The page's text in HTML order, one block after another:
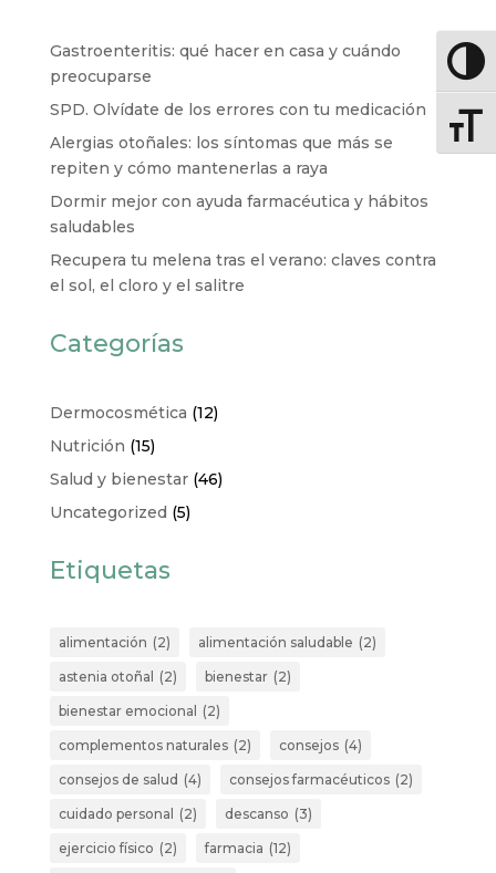
Gastroenteritis: qué hacer en casa y cuándo
preocuparse
SPD. Olvídate de los errores con tu medicación
Alergias otoñales: los síntomas que más se
repiten y cómo mantenerlas a raya
Dormir mejor con ayuda farmacéutica y hábitos
saludables
Recupera tu melena tras el verano: claves contra
el sol, el cloro y el salitre
Categorías
Dermocosmética (12)
Nutrición (15)
Salud y bienestar(46)
Uncategorized (5)
Etiquetas
alimentación (2) alimentación saludable (2)
astenia otoñal (2) bienestar (2)
bienestar emocional (2)
complementos naturales (2) consejos (4)
consejos de salud (4) consejos farmacéuticos (2)
cuidado personal (2) descanso (3)
ejercicio físico (2) farmacia (12)